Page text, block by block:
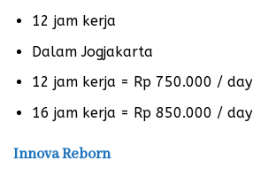
12 jam kerja
Dalam Jogjakarta
12 jam kerja = Rp 750.000 / day
16 jam kerja = Rp 850.000 / day
Innova Reborn